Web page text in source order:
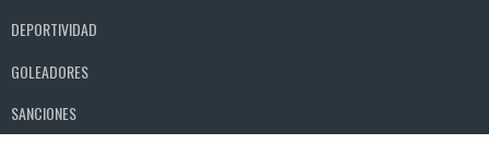
DEPORTIVIDAD
GOLEADORES
SANCIONES